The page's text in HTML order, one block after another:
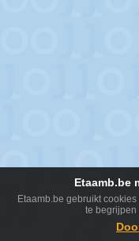
Etaamb.be
Etaamb.be gebruikt
te begrijpen